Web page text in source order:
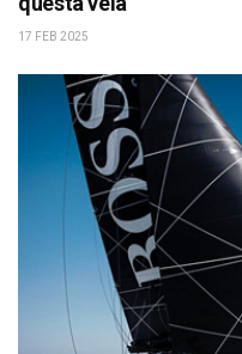
17 FEB 2025